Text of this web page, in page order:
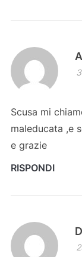
Scusa mi
maleducata ,e
e grazie
RISPONDI